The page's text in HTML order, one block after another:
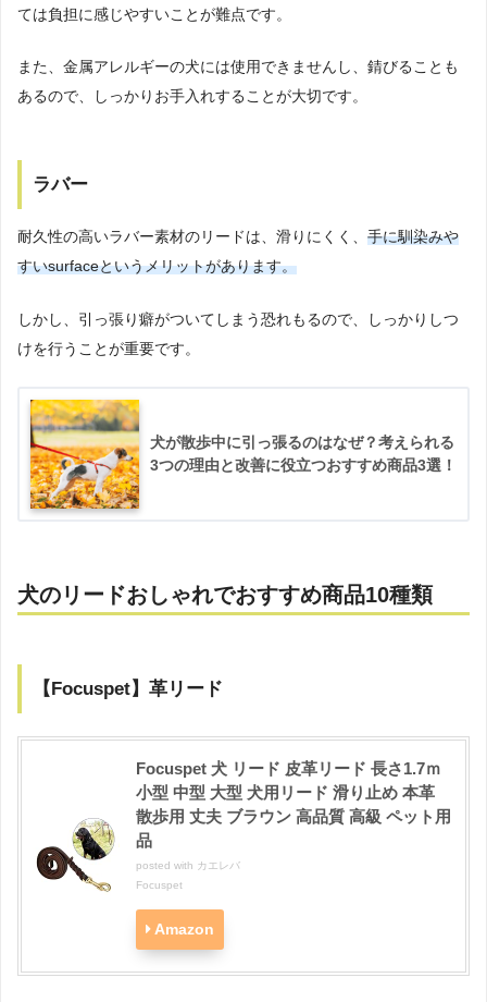
ては負担に感じやすいことが難点です。
また、金属アレルギーの犬には使用できませんし、錆びることも
あるので、しっかりお手入れすることが大切です。
ラバー
耐久性の高いラバー素材のリードは、滑りにくく、 手に馴染みや
すいsurfaceというメリットがあります。
しかし、引っ張り癖がついてしまう恐れもるので、しっかりしつ
けを行うことが重要です。
犬が散歩中に引っ張るのはなぜ？考えられる
3つの理由と改善に役立つおすすめ商品3選！
犬のリードおしゃれでおすすめ商品10種類
【Focuspet】革リード
Focuspet 犬 リード 皮革リード 長さ1.7ｍ
小型 中型 大型 犬用リード 滑り止め 本革
散歩用 丈夫 ブラウン 高品質 高級 ペット用
品
posted with カエレバ
Focuspet
Amazon